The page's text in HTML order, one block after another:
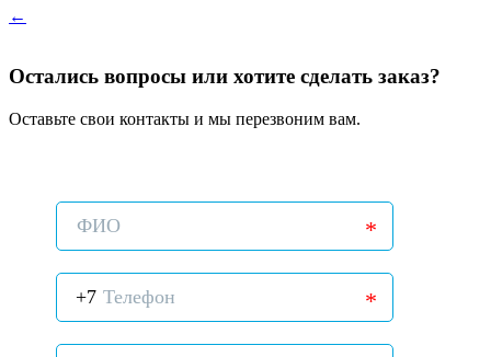
←
Остались вопросы или хотите сделать заказ?
Оставьте свои контакты и мы перезвоним вам.